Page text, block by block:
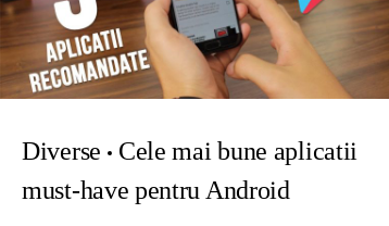
Diverse
Cele mai bune aplicatii
must-have pentru Android